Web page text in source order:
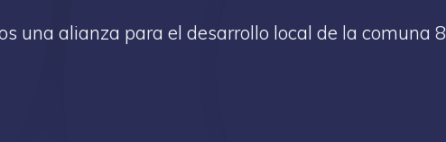
una alianza para el desarrollo local de la comuna 8